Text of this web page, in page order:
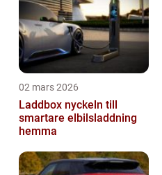
02 mars 2026
Laddbox nyckeln till
smartare elbilsladdning
hemma